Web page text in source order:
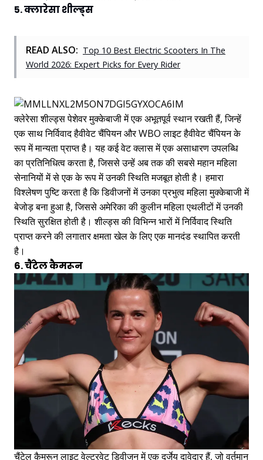
5. क्लारेसा शील्ड्स
READ ALSO: Top 10 Best Electric Scooters In The
World 2026: Expert Picks for Every Rider
क्लेरेसा शील्ड्स पेशेवर मुक्केबाजी में एक अभूतपूर्व स्थान रखती हैं, जिन्हें
एक साथ निर्विवाद हैवीवेट चैंपियन और WBO लाइट हैवीवेट चैंपियन के
रूप में मान्यता प्राप्त है। यह कई वेट क्लास में एक असाधारण उपलब्धि
का प्रतिनिधित्व करता है, जिससे उन्हें अब तक की सबसे महान महिला
सेनानियों में से एक के रूप में उनकी स्थिति मजबूत होती है। हमारा
विश्लेषण पुष्टि करता है कि डिवीजनों में उनका प्रभुत्व महिला मुक्केबाजी में
बेजोड़ बना हुआ है, जिससे अमेरिका की कुलीन महिला एथलीटों में उनकी
स्थिति सुरक्षित होती है। शील्ड्स की विभिन्न भारों में निर्विवाद स्थिति
प्राप्त करने की लगातार क्षमता खेल के लिए एक मानदंड स्थापित करती
है।
6. चैंटेल कैमरून
चैंटेल कैमरून लाइट वेल्टरवेट डिवीजन में एक दुर्जेय दावेदार हैं, जो वर्तमान